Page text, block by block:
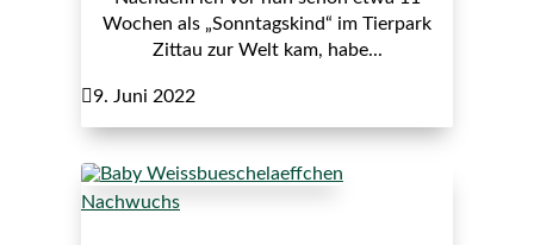
Wochen als „Sonntagskind“ im Tierpark
Zittau zur Welt kam, habe...
9. Juni 2022
Nachwuchs